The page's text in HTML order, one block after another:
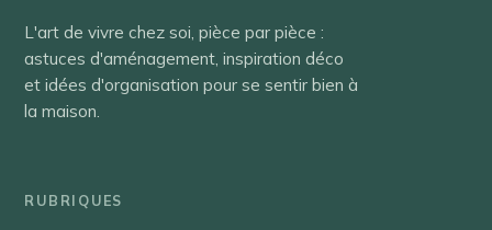
L'art de vivre chez soi, pièce par pièce :
astuces d'aménagement, inspiration déco
et idées d'organisation pour se sentir bien à
la maison.
RUBRIQUES